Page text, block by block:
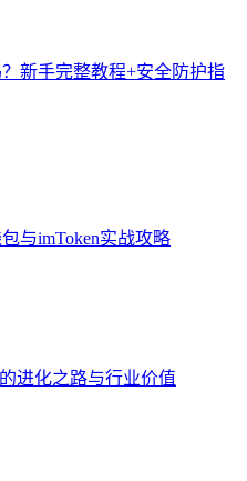
新手完整教程+安全防护指
与imToken实战攻略
进化之路与行业价值